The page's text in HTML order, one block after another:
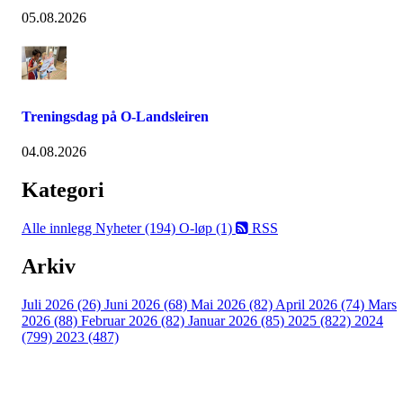
05.08.2026
Treningsdag på O-Landsleiren
04.08.2026
Kategori
Alle innlegg Nyheter (194) O-løp (1) RSS
Arkiv
Juli 2026 (26) Juni 2026 (68) Mai 2026 (82) April 2026 (74) Mars
2026 (88) Februar 2026 (82) Januar 2026 (85) 2025 (822) 2024
(799) 2023 (487)